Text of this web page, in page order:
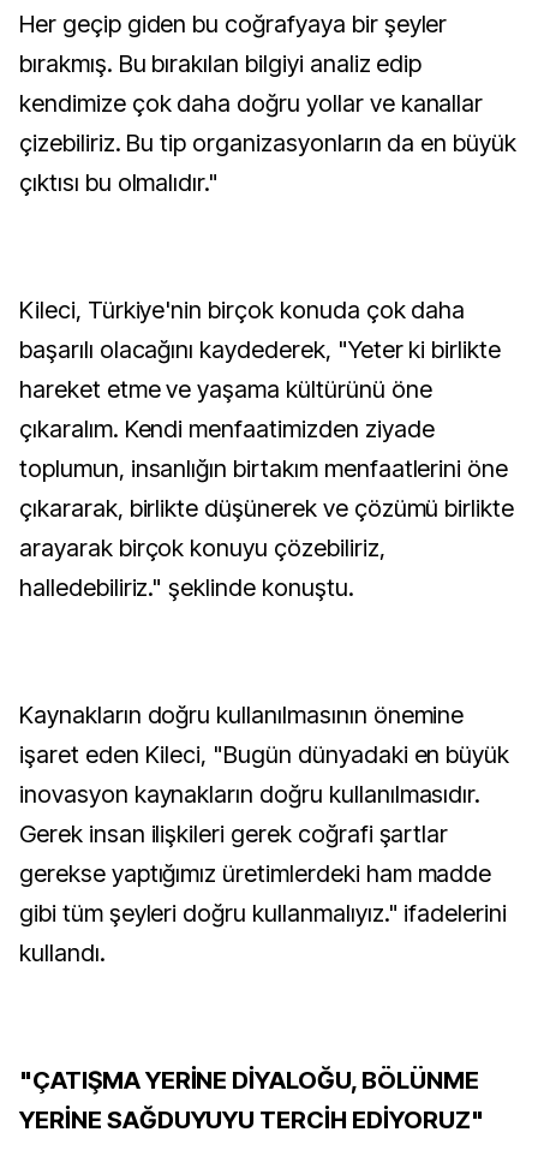
Her geçip giden bu coğrafyaya bir şeyler
bırakmış. Bu bırakılan bilgiyi analiz edip
kendimize çok daha doğru yollar ve kanallar
çizebiliriz. Bu tip organizasyonların da en büyük
çıktısı bu olmalıdır."
Kileci, Türkiye'nin birçok konuda çok daha
başarılı olacağını kaydederek, "Yeter ki birlikte
hareket etme ve yaşama kültürünü öne
çıkaralım. Kendi menfaatimizden ziyade
toplumun, insanlığın birtakım menfaatlerini öne
çıkararak, birlikte düşünerek ve çözümü birlikte
arayarak birçok konuyu çözebiliriz,
halledebiliriz." şeklinde konuştu.
Kaynakların doğru kullanılmasının önemine
işaret eden Kileci, "Bugün dünyadaki en büyük
inovasyon kaynakların doğru kullanılmasıdır.
Gerek insan ilişkileri gerek coğrafi şartlar
gerekse yaptığımız üretimlerdeki ham madde
gibi tüm şeyleri doğru kullanmalıyız." ifadelerini
kullandı.
"ÇATIŞMA YERİNE DİYALOĞU, BÖLÜNME
YERİNE SAĞDUYUYU TERCİH EDİYORUZ"